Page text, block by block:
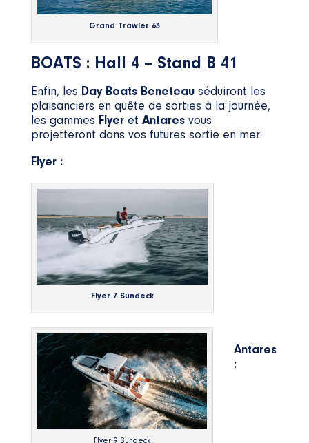
Grand Trawler 63
BOATS : Hall 4 – Stand B 41
Enfin, les Day Boats Beneteauséduiront les
plaisanciers en quête de sorties à la journée,
les gammes Flyeret Antaresvous
projetteront dans vos futures sortie en mer.
Flyer :
Flyer 7 Sundeck
Flyer 9 Sundeck
Antares
: